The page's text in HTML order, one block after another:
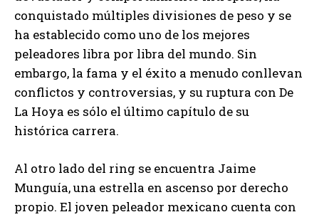
conquistado múltiples divisiones de peso y se
ha establecido como uno de los mejores
peleadores libra por libra del mundo. Sin
embargo, la fama y el éxito a menudo conllevan
conflictos y controversias, y su ruptura con De
La Hoya es sólo el último capítulo de su
histórica carrera.
Al otro lado del ring se encuentra Jaime
Munguía, una estrella en ascenso por derecho
propio. El joven peleador mexicano cuenta con